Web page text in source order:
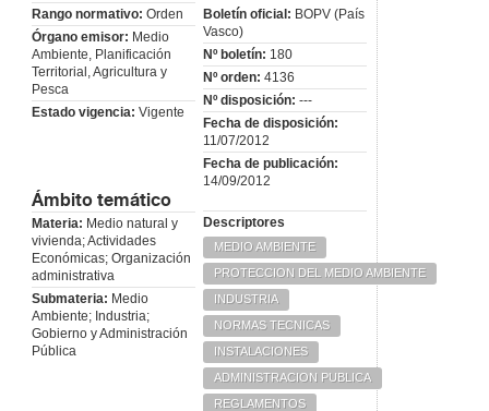
Rango normativo: Orden
Órgano emisor: Medio
Ambiente, Planificación
Territorial, Agricultura y
Pesca
Estado vigencia: Vigente
Boletín oficial: BOPV (País
Vasco)
Nº boletín: 180
Nº orden: 4136
Nº disposición: ---
Fecha de disposición:
11/07/2012
Fecha de publicación:
14/09/2012
Ámbito temático
Materia: Medio natural y
vivienda; Actividades
Económicas; Organización
administrativa
Submateria: Medio
Ambiente; Industria;
Gobierno y Administración
Pública
Descriptores
MEDIO AMBIENTE
PROTECCION DEL MEDIO AMBIENTE
INDUSTRIA
NORMAS TECNICAS
INSTALACIONES
ADMINISTRACION PUBLICA
REGLAMENTOS